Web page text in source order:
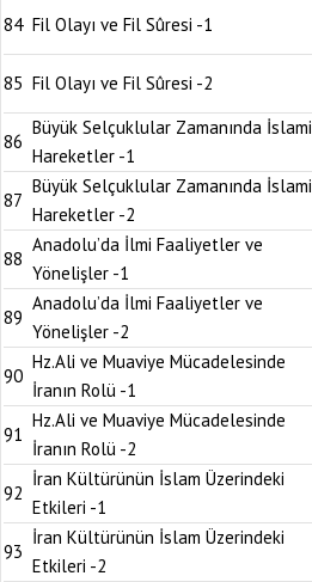
84 Fil Olayı ve Fil Sûresi -1
85 Fil Olayı ve Fil Sûresi -2
86
Büyük Selçuklular Zamanında İslami
Hareketler -1
87
Büyük Selçuklular Zamanında İslami
Hareketler -2
88
Anadolu’da İlmi Faaliyetler ve
Yönelişler -1
89
Anadolu’da İlmi Faaliyetler ve
Yönelişler -2
90
Hz.Ali ve Muaviye Mücadelesinde
İranın Rolü -1
91
Hz.Ali ve Muaviye Mücadelesinde
İranın Rolü -2
92
İran Kültürünün İslam Üzerindeki
Etkileri -1
93
İran Kültürünün İslam Üzerindeki
Etkileri -2